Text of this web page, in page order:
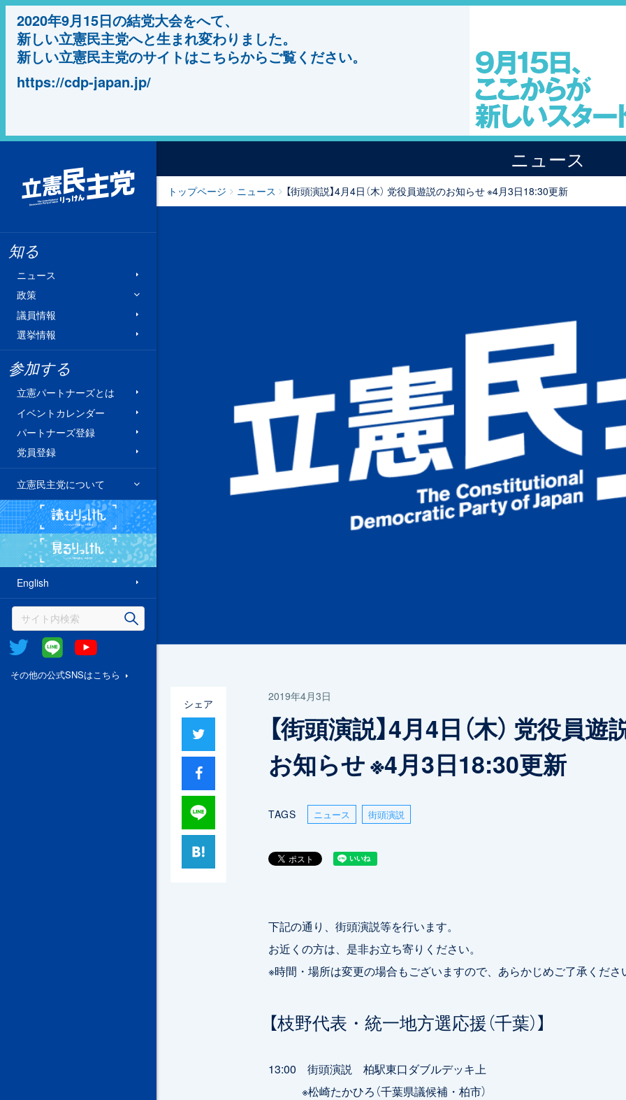
2020年9月15日の結党大会をへて、
新しい立憲民主党へと生まれ変わりました。
新しい立憲民主党のサイトはこちらからご覧ください。
https://cdp-japan.jp/
知る
ニュース
政策
議員情報
選挙情報
参加する
立憲パートナーズとは
イベントカレンダー
パートナーズ登録
党員登録
立憲民主党について
English
Twitter @Line
その他の公式SNSはこちら
ニュース
トップページ ニュース 【街頭演説】4月4日（木） 党役員遊説のお知らせ ※4月3日18:30更新
シェア
2019年4月3日
【街頭演説】4月4日（木） 党役員遊
お知らせ ※4月3日18:30更新
TAGS ニュース 街頭演説
下記の通り、街頭演説等を行います。
お近くの方は、是非お立ち寄りください。
※時間・場所は変更の場合もございますので、あらかじめご了承くださ
【枝野代表・統一地方選応援（千葉）】
13:00 街頭演説 柏駅東口ダブルデッキ上
※松崎たかひろ（千葉県議候補・柏市）